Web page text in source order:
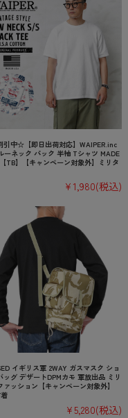
中☆【即日出荷対応】WAIPER.inc
ーネック パック 半袖 Tシャツ MADE
TB】【キャンペーン対象外】ミリタ
¥1,980(税込)
イギリス軍 2WAY ガスマスク ショ
ッグ デザートDPMカモ 軍放出品 ミリ
ァッション【キャンペーン対象外】
着
¥5,280(税込)